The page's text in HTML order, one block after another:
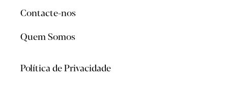
Contacte-nos
Quem Somos
Política de Privacidade